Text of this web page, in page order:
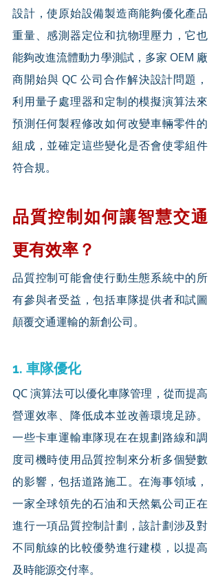
設計，使原始設備製造商能夠優化產品
重量、感測器定位和抗物理壓力，它也
能夠改進流體動力學測試，多家 OEM 廠
商開始與 QC 公司合作解決設計問題，
利用量子處理器和定制的模擬演算法來
預測任何製程修改如何改變車輛零件的
組成，並確定這些變化是否會使零組件
符合規。
品質控制如何讓智慧交通
更有效率？
品質控制可能會使行動生態系統中的所
有參與者受益，包括車隊提供者和試圖
顛覆交通運輸的新創公司。
1. 車隊優化
QC 演算法可以優化車隊管理，從而提高
營運效率、降低成本並改善環境足跡。
一些卡車運輸車隊現在在規劃路線和調
度司機時使用品質控制來分析多個變數
的影響，包括道路施工。在海事領域，
一家全球領先的石油和天然氣公司正在
進行一項品質控制計劃，該計劃涉及對
不同航線的比較優勢進行建模，以提高
及時能源交付率。